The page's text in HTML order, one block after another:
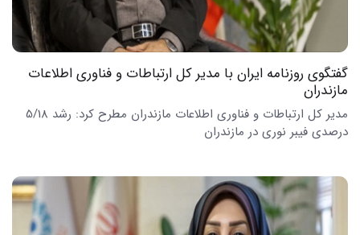
گفتگوی روزنامه ایران با مدیر کل ارتباطات و فناوری اطلاعات
مازندران
مدیر کل ارتباطات و فناوری اطلاعات مازندران مطرح کرد: رشد 5/18
درصدی فیبر نوری در مازندران